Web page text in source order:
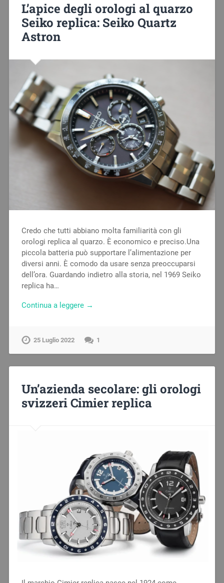
L’apice degli orologi al quarzo
Seiko replica: Seiko Quartz
Astron
Credo che tutti abbiano molta familiarità con gli
orologi replica al quarzo. È economico e preciso.Una
piccola batteria può supportare l’alimentazione per
diversi anni. È comodo da usare senza preoccuparsi
dell’ora. Guardando indietro alla storia, nel 1969 Seiko
replica ha…
Continua a leggere →
25 Luglio 2022 1
Un’azienda secolare: gli orologi
svizzeri Cimier replica